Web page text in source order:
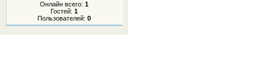
Онлайн всего: 1
Гостей: 1
Пользователей: 0